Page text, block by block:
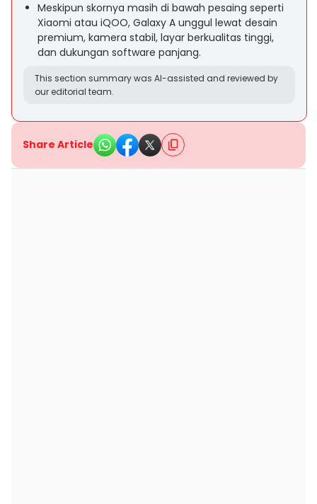
Meskipun skornya masih di bawah pesaing seperti
Xiaomi atau iQOO, Galaxy A unggul lewat desain
premium, kamera stabil, layar berkualitas tinggi,
dan dukungan software panjang.
This section summary was AI-assisted and reviewed by
our editorial team.
Share Article